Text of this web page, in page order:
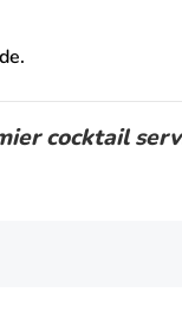
cocktail